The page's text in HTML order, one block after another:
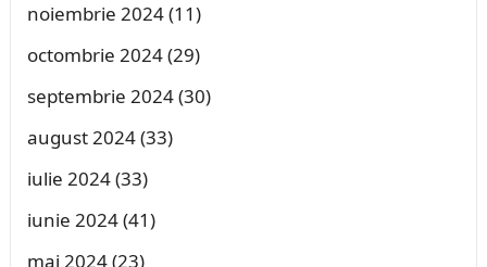
noiembrie 2024(11)
octombrie 2024(29)
septembrie 2024(30)
august 2024(33)
iulie 2024(33)
iunie 2024(41)
mai 2024(23)